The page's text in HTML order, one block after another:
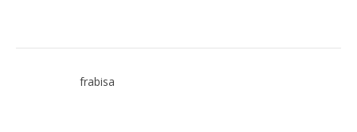
frabisa